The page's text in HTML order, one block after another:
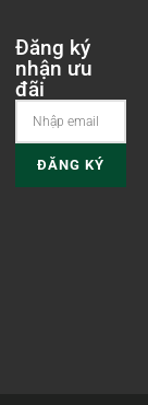
Đăng ký
nhận ưu
đãi